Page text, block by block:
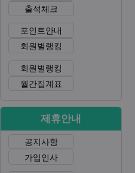
출석체크
포인트안내
회원별랭킹
회원별랭킹
월간집계표
제휴안내
공지사항
가입인사